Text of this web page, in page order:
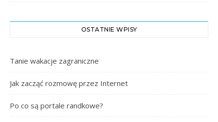
OSTATNIE WPISY
Tanie wakacje zagraniczne
Jak zacząć rozmowę przez Internet
Po co są portale randkowe?